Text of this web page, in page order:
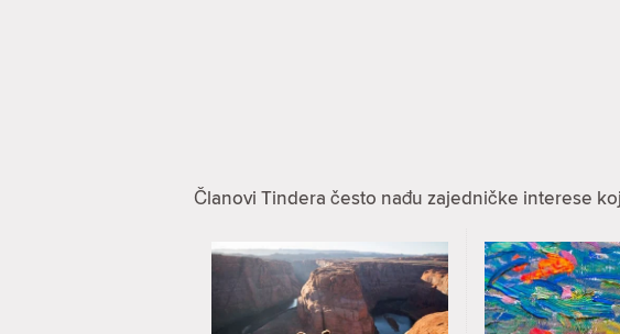
Članovi Tindera često nađu zajedničke interese